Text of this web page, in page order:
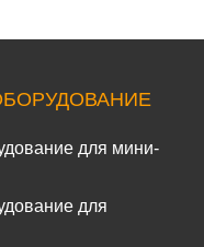
для мини-
для